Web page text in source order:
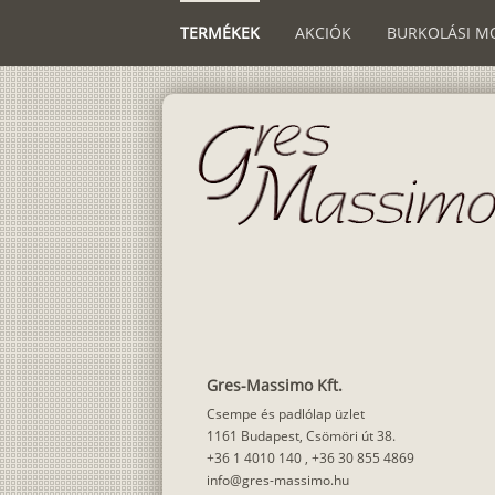
TERMÉKEK AKCIÓK BURKOLÁSI
Gres-Massimo Kft.
Csempe és padlólap üzlet
1161 Budapest, Csömöri út 38.
+36 1 4010 140 , +36 30 855 4869
info@gres-massimo.hu